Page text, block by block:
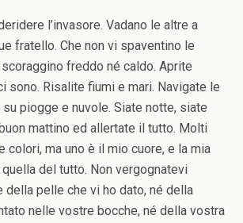
l’invasore. Vadano le altre a
fratello. Che non vi spaventino le
freddo né caldo. Aprite
sono. Risalite fiumi e mari. Navigate le
piogge e nuvole. Siate notte, siate
mattino ed allertate il tutto. Molti
colori, ma uno è il mio cuore, e la mia
del tutto. Non vergognatevi
della pelle che vi ho dato, né della
nelle vostre bocche, né della vostra